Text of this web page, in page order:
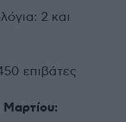
2 και
επιβάτες